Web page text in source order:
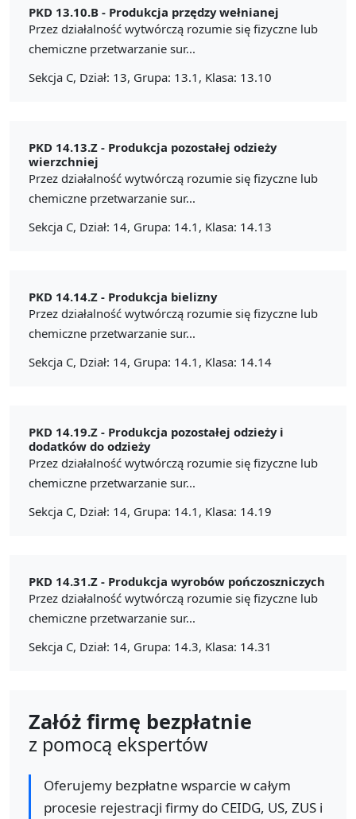
PKD 13.10.B - Produkcja przędzy wełnianej
Przez działalność wytwórczą rozumie się fizyczne lub
chemiczne przetwarzanie sur...
Sekcja C, Dział: 13, Grupa: 13.1, Klasa: 13.10
PKD 14.13.Z - Produkcja pozostałej odzieży
wierzchniej
Przez działalność wytwórczą rozumie się fizyczne lub
chemiczne przetwarzanie sur...
Sekcja C, Dział: 14, Grupa: 14.1, Klasa: 14.13
PKD 14.14.Z - Produkcja bielizny
Przez działalność wytwórczą rozumie się fizyczne lub
chemiczne przetwarzanie sur...
Sekcja C, Dział: 14, Grupa: 14.1, Klasa: 14.14
PKD 14.19.Z - Produkcja pozostałej odzieży i
dodatków do odzieży
Przez działalność wytwórczą rozumie się fizyczne lub
chemiczne przetwarzanie sur...
Sekcja C, Dział: 14, Grupa: 14.1, Klasa: 14.19
PKD 14.31.Z - Produkcja wyrobów pończoszniczych
Przez działalność wytwórczą rozumie się fizyczne lub
chemiczne przetwarzanie sur...
Sekcja C, Dział: 14, Grupa: 14.3, Klasa: 14.31
Załóż firmę bezpłatnie
z pomocą ekspertów
Oferujemy bezpłatne wsparcie w całym
procesie rejestracji firmy do CEIDG, US, ZUS i